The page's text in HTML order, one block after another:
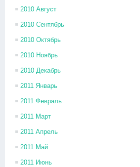
2010 Август
2010 Сентябрь
2010 Октябрь
2010 Ноябрь
2010 Декабрь
2011 Январь
2011 Февраль
2011 Март
2011 Апрель
2011 Май
2011 Июнь